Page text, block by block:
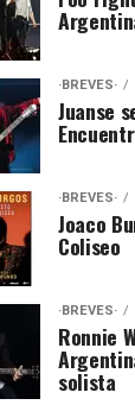
·BREVES·
Juanse
·BREVES·
Joaco
Coliseo
·BREVES·
Ronnie
solista